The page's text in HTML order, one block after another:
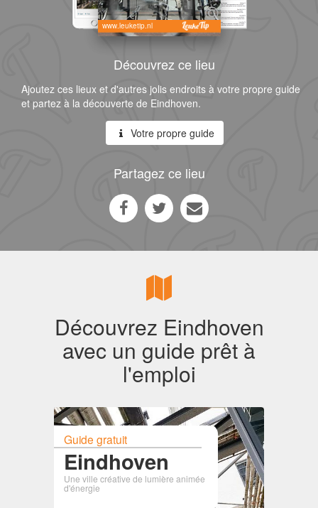
www.leuketip.nl
Découvrez ce lieu
Ajoutez ces lieux et d'autres jolis endroits à votre propre guide
et partez à la découverte de Eindhoven.
Votre propre guide
Partagez ce lieu
Découvrez Eindhoven
avec un guide prêt à
l'emploi
Guide gratuit
Eindhoven
Une ville créative de lumière animée
d'énergie